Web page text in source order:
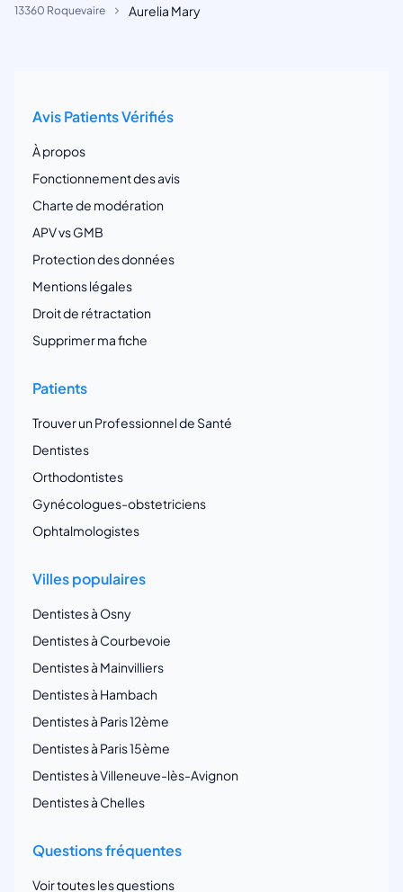
13360 Roquevaire
Aurelia Mary
Avis Patients Vérifiés
À propos
Fonctionnement des avis
Charte de modération
APV vs GMB
Protection des données
Mentions légales
Droit de rétractation
Supprimer ma fiche
Patients
Trouver un Professionnel de Santé
Dentistes
Orthodontistes
Gynécologues-obstetriciens
Ophtalmologistes
Villes populaires
Dentistes à Osny
Dentistes à Courbevoie
Dentistes à Mainvilliers
Dentistes à Hambach
Dentistes à Paris 12ème
Dentistes à Paris 15ème
Dentistes à Villeneuve-lès-Avignon
Dentistes à Chelles
Questions fréquentes
Voir toutes les questions